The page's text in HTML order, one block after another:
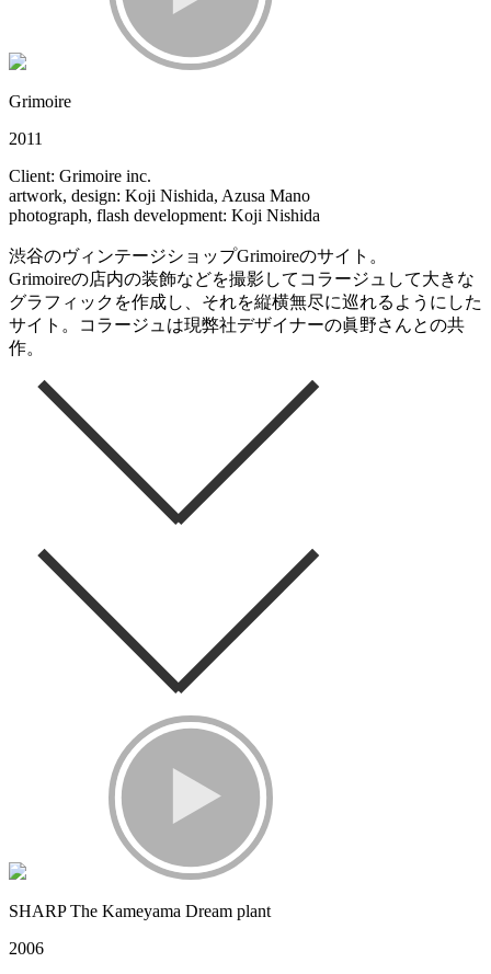
Grimoire
2011
Client: Grimoire inc.
artwork, design: Koji Nishida, Azusa Mano
photograph, flash development: Koji Nishida
渋谷のヴィンテージショップGrimoireのサイト。
Grimoireの店内の装飾などを撮影してコラージュして大きな
グラフィックを作成し、それを縦横無尽に巡れるようにした
サイト。コラージュは現弊社デザイナーの眞野さんとの共
作。
SHARP The Kameyama Dream plant
2006